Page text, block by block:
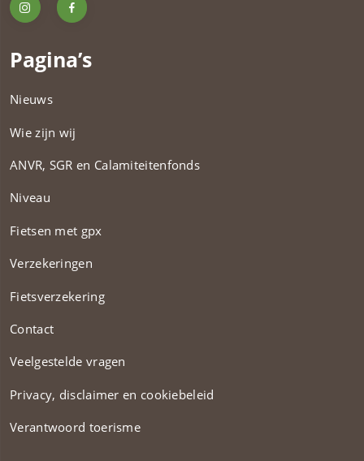
Pagina’s
Nieuws
Wie zijn wij
ANVR, SGR en Calamiteitenfonds​
Niveau
Fietsen met gpx
Verzekeringen
Fietsverzekering
Contact
Veelgestelde vragen
Privacy, disclaimer en cookiebeleid
Verantwoord toerisme